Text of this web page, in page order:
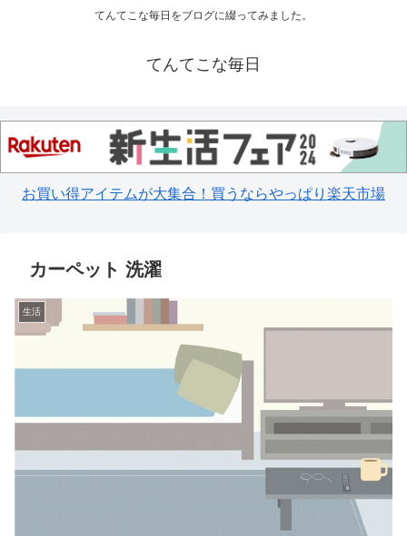
てんてこな毎日をブログに綴ってみました。
てんてこな毎日
お買い得アイテムが大集合！買うならやっぱり楽天市場
カーペット 洗濯
生活